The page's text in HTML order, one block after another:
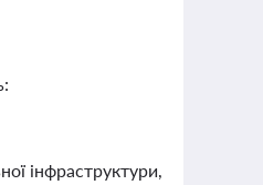
інфраструктури,